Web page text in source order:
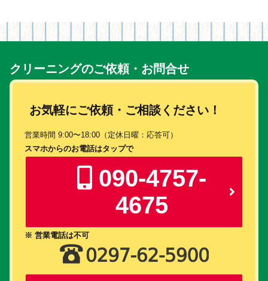
クリーニングのご依頼・お問合せ
お気軽にご依頼・ご相談ください！
営業時間 9:00〜18:00（定休日曜：応答可）
スマホからのお電話はタップで
090-4757-
4675
※ 営業電話は不可